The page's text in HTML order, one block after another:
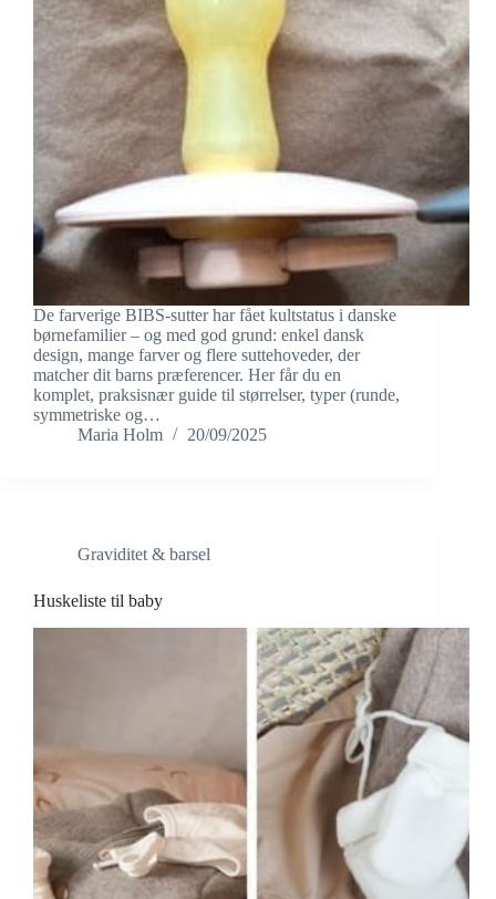
De farverige BIBS-sutter har fået kultstatus i danske
børnefamilier – og med god grund: enkel dansk
design, mange farver og flere suttehoveder, der
matcher dit barns præferencer. Her får du en
komplet, praksisnær guide til størrelser, typer (runde,
symmetriske og…
Maria Holm
20/09/2025
Graviditet & barsel
Huskeliste til baby